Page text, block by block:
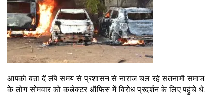
आपको बता दें लंबे समय से प्रशासन से नाराज चल रहे सतनामी समाज
के लोग सोमवार को कलेक्टर ऑफिस में विरोध प्रदर्शन के लिए पहुंचे थे.